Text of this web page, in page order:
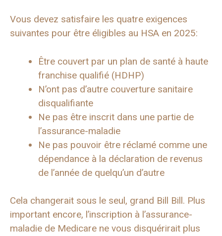
Vous devez satisfaire les quatre exigences
suivantes pour être éligibles au HSA en 2025:
Être couvert par un plan de santé à haute
franchise qualifié (HDHP)
N’ont pas d’autre couverture sanitaire
disqualifiante
Ne pas être inscrit dans une partie de
l’assurance-maladie
Ne pas pouvoir être réclamé comme une
dépendance à la déclaration de revenus
de l’année de quelqu’un d’autre
Cela changerait sous le seul, grand Bill Bill. Plus
important encore, l’inscription à l’assurance-
maladie de Medicare ne vous disquérirait plus